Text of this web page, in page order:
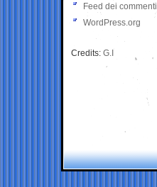
Feed dei commenti
WordPress.org
Credits: G.I